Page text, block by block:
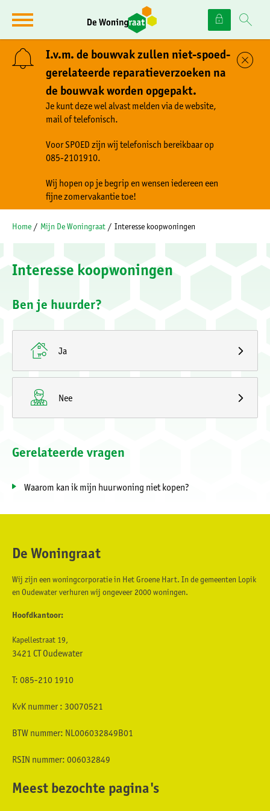
Naar hoofdinhoud
Naar hoofdnavigatiemenu
Naar de homepage
Ga naar Hoofd
I.v.m. de bouwvak zullen niet-spoed-
gerelateerde reparatieverzoeken na
de bouwvak worden opgepakt.
Je kunt deze wel alvast melden via de website,
mail of telefonisch.
Voor SPOED zijn wij telefonisch bereikbaar op
085-2101910.
Wij hopen op je begrip en wensen iedereen een
fijne zomervakantie toe!
Home Mijn De Woningraat Interesse koopwoningen
Interesse koopwoningen
Ben je huurder?
 Ja
 Nee
Gerelateerde vragen
Waarom kan ik mijn huurwoning niet kopen?
Contactinformatie
De Woningraat
Wij zijn een woningcorporatie in Het Groene Hart. In de gemeenten Lopik
en Oudewater verhuren wij ongeveer 2000 woningen.
Hoofdkantoor:
Kapellestraat 19,
3421 CT Oudewater
T: 085-210 1910
KvK nummer : 30070521
BTW nummer: NL006032849B01
RSIN nummer: 006032849
Meest bezochte pagina's